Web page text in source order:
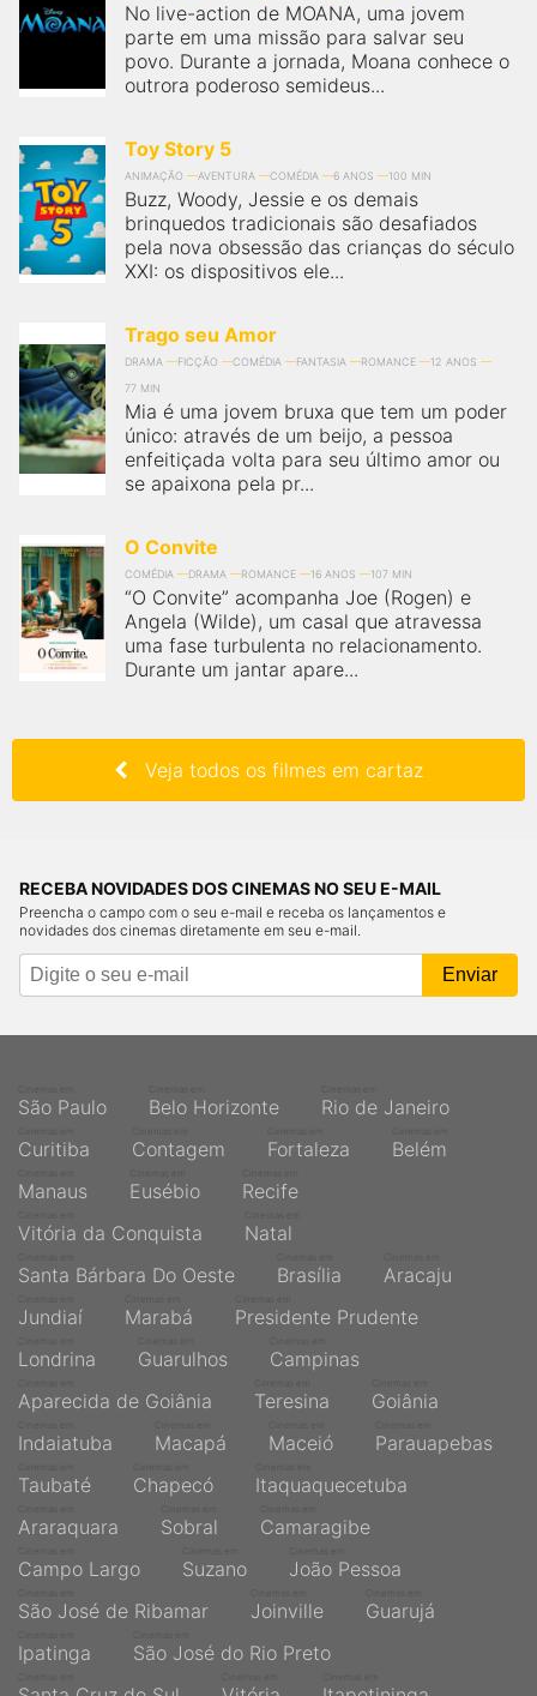
No live-action de MOANA, uma jovem
parte em uma missão para salvar seu
povo. Durante a jornada, Moana conhece o
outrora poderoso semideus...
Toy Story 5
ANIMAÇÃO AVENTURA COMÉDIA 6 ANOS 100 MIN
Buzz, Woody, Jessie e os demais
brinquedos tradicionais são desafiados
pela nova obsessão das crianças do século
XXI: os dispositivos ele...
Trago seu Amor
DRAMA FICÇÃO COMÉDIA FANTASIA ROMANCE
12 ANOS
77 MIN
Mia é uma jovem bruxa que tem um poder
único: através de um beijo, a pessoa
enfeitiçada volta para seu último amor ou
se apaixona pela pr...
O Convite
COMÉDIA DRAMA ROMANCE 16 ANOS 107 MIN
“O Convite” acompanha Joe (Rogen) e
Angela (Wilde), um casal que atravessa
uma fase turbulenta no relacionamento.
Durante um jantar apare...
Veja todos os filmes em cartaz
RECEBA NOVIDADES DOS CINEMAS NO SEU E-MAIL
Preencha o campo com o seu e-mail e receba os lançamentos e
novidades dos cinemas diretamente em seu e-mail.
São Paulo Belo Horizonte Rio de Janeiro
Curitiba Contagem Fortaleza Belém
Manaus Eusébio Recife
Vitória da Conquista Natal
Santa Bárbara Do Oeste Brasília Aracaju
Jundiaí Marabá Presidente Prudente
Londrina Guarulhos Campinas
Aparecida de Goiânia Teresina Goiânia
Indaiatuba Macapá Maceió Parauapebas
Taubaté Chapecó Itaquaquecetuba
Araraquara Sobral Camaragibe
Campo Largo Suzano João Pessoa
São José de Ribamar Joinville Guarujá
Ipatinga São José do Rio Preto